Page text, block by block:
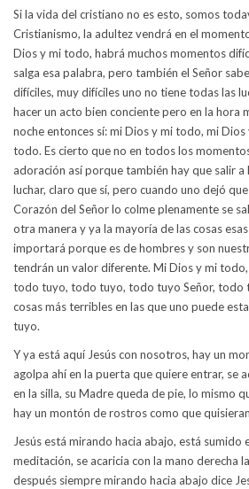
Si la vida del cristiano no es esto, somos
Cristianismo, la adultez vendrá en el
Dios y mi todo, habrá muchos momentos
salga esa palabra, pero también el Señor
difíciles, muy difíciles uno no tiene todas las
hacer un acto bien conciente pero en la hora
noche entonces sí: mi Dios y mi todo, mi
todo. Es cierto que no en todos los
adoración así porque también hay que salir a
luchar, claro que sí, pero cuando uno dejó
Corazón del Señor lo colme plenamente se
otra manera y ya la mayoría de las cosas
importará porque es de hombres y son
tendrán un valor diferente. Mi Dios y mi
todo tuyo, todo tuyo, todo tuyo Señor, todo
cosas más terribles en las que uno puede
tuyo.
Y ya está aquí Jesús con nosotros, hay un
agolpa ahí en la puerta que quiere entrar, se
en la silla, su Madre queda de pie, lo mismo
hay un montón de rostros como que
Jesús está mirando hacia abajo, está sumido
meditación, se acaricia con la mano derecha
después siempre mirando hacia abajo dice